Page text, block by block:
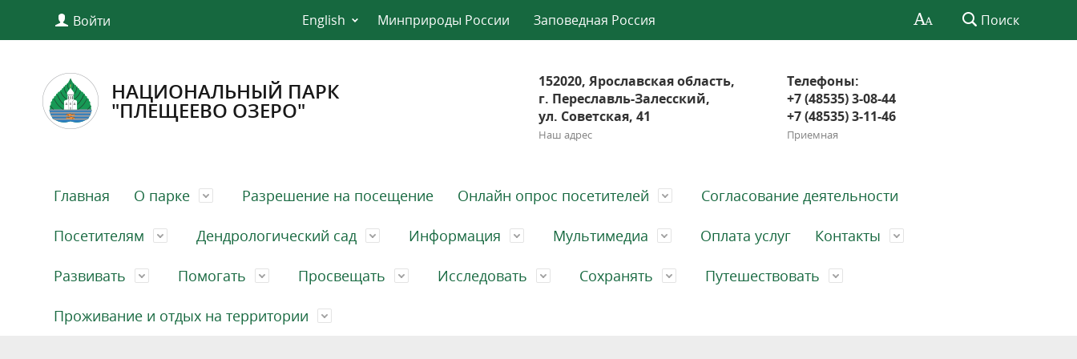
Войти English Минприроды России Заповедная Россия Поиск
НАЦИОНАЛЬНЫЙ ПАРК
"ПЛЕЩЕЕВО ОЗЕРО"
152020, Ярославская область,
г. Переславль-Залесский,
ул. Советская, 41
Наш адрес
Телефоны:
+7 (48535) 3-08-44
+7 (48535) 3-11-46
Приемная
Главная О парке Разрешение на посещение Онлайн опрос посетителей Согласование деятельности
Посетителям Дендрологический сад Информация Мультимедиа Оплата услуг Контакты
Развивать Помогать Просвещать Исследовать Сохранять Путешествовать
Проживание и отдых на территории